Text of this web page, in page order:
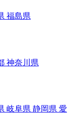
福島県
神奈川県
岐阜県 静岡県 愛